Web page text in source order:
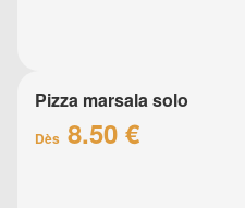
Pizza marsala solo
Dès 8.50 €